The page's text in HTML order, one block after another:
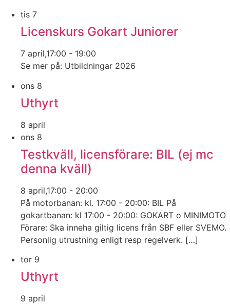
tis 7
Licenskurs Gokart Juniorer
7 april,17:00 - 19:00
Se mer på: Utbildningar 2026
ons 8
Uthyrt
8 april
ons 8
Testkväll, licensförare: BIL (ej mc
denna kväll)
8 april,17:00 - 20:00
På motorbanan: kl. 17:00 - 20:00: BIL På
gokartbanan: kl 17:00 - 20:00: GOKART o MINIMOTO
Förare: Ska inneha giltig licens från SBF eller SVEMO.
Personlig utrustning enligt resp regelverk. […]
tor 9
Uthyrt
9 april